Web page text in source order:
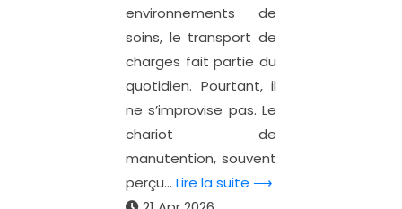
environnements de
soins, le transport de
charges fait partie du
quotidien. Pourtant, il
ne s’improvise pas. Le
chariot de
manutention, souvent
perçu... Lire la suite ⟶